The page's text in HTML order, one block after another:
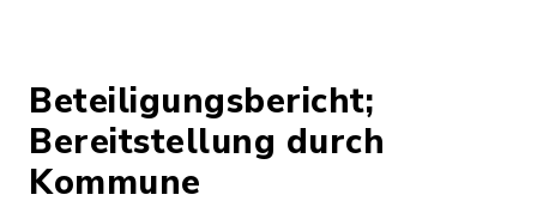
Beteiligungsbericht;
Bereitstellung durch
Kommune